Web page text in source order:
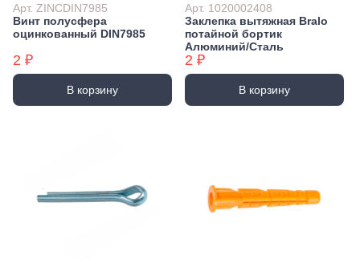
Арт. ZINCDIN7985
Винт полусфера
оцинкованный DIN7985
2 ₽
В корзину
Арт. 1020002408
Заклепка вытяжная Bralo
потайной бортик
Алюминий/Сталь
2 ₽
В корзину